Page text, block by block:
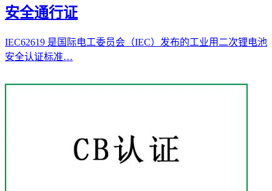
安全通行证
IEC62619 是国际电工委员会（IEC）发布的工业用二次锂电池
安全认证标准…